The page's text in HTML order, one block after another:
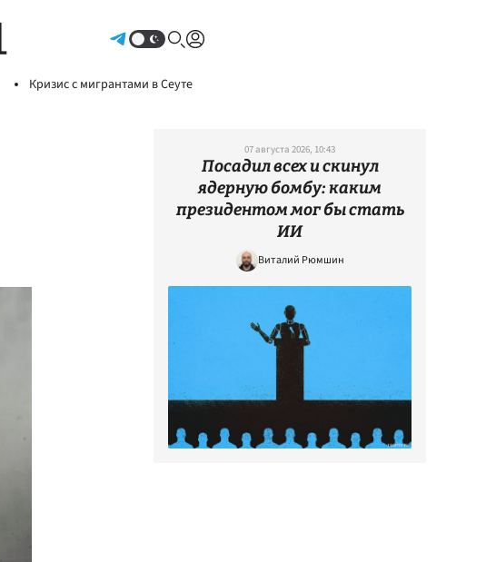
Кризис с мигрантами в Сеуте
07 августа 2026, 10:43
Посадил всех и скинул
ядерную бомбу: каким
президентом мог бы стать
ИИ
Виталий Рюмшин